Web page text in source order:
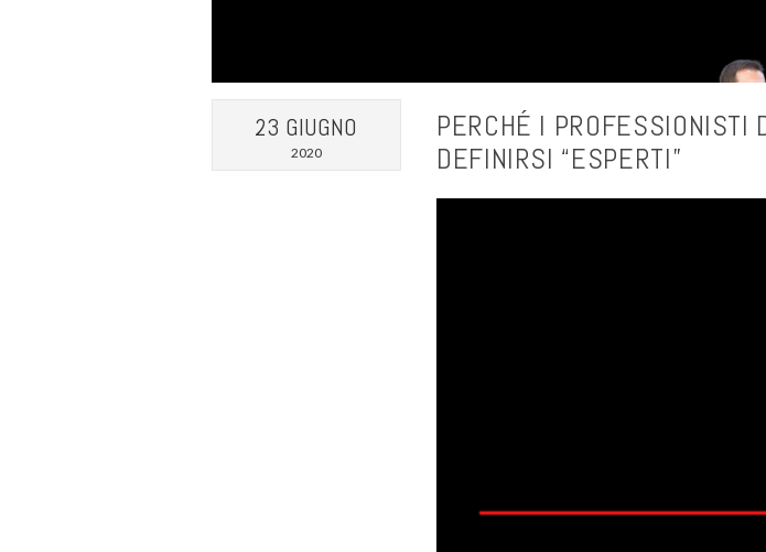
23 GIUGNO
2020
PERCHÉ I PROFESSIONISTI
DEFINIRSI “ESPERTI”